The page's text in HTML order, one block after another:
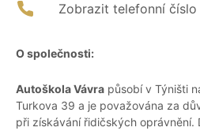
Zobrazit telefonní číslo
O společnosti:
Autoškola Vávra působí v Týništi
Turkova 39 a je považována za
při získávání řidičských oprávnění.